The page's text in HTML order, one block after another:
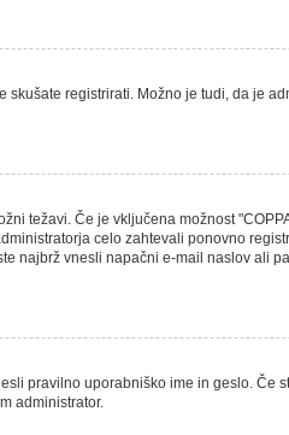
registrirati. Možno je tudi, da je
težavi. Če je vključena možnost
celo zahtevali ponovno
najbrž vnesli napačni e-mail naslov ali
pravilno uporabniško ime in geslo.
administrator.